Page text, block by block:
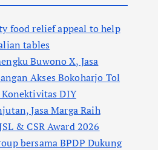
food relief appeal to help
tables
Buwono X, Jasa
Akses Bokoharjo Tol
DIY
Jasa Marga Raih
& CSR Award 2026
bersama BPDP Dukung